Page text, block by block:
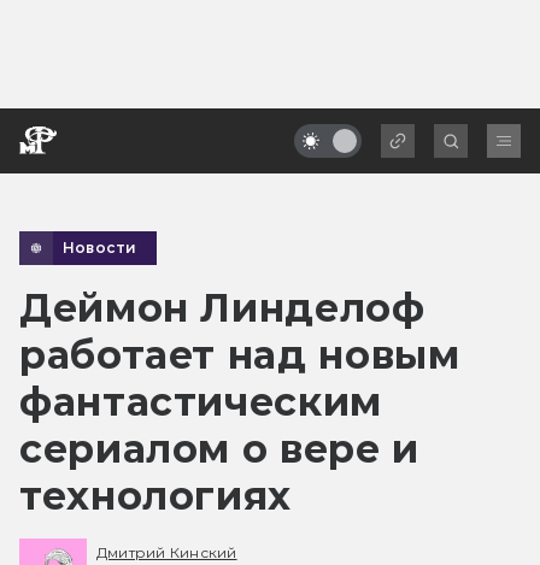
Новости
Деймон Линделоф
работает над новым
фантастическим
сериалом о вере и
технологиях
Дмитрий Кинский